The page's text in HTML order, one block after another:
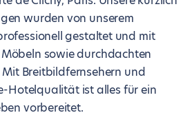
wurden von unserem
gestaltet und mit
sowie durchdachten
Breitbildfernsehern und
Hotelqualität ist alles für ein
vorbereitet.